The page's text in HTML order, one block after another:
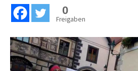
0
Freigaben